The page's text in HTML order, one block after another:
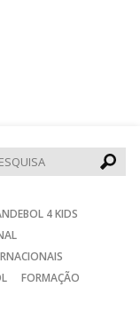
4 KIDS
FORMAÇÃO